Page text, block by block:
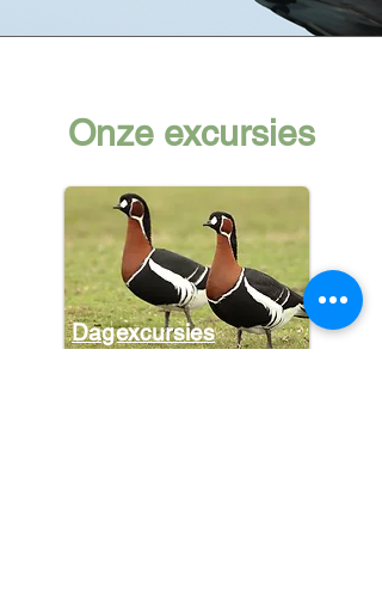
Onze excursies
Dagexcursies